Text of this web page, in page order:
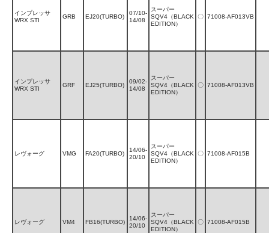
インプレッサ
WRX STI
GRB EJ20(TURBO)
07/10-
14/08
スーパー
SQV4（BLACK
EDITION）
〇 71008-AF013VB
インプレッサ
WRX STI
GRF EJ25(TURBO)
09/02-
14/08
スーパー
SQV4（BLACK
EDITION）
〇 71008-AF013VB
レヴォーグ VMG FA20(TURBO)
14/06-
20/10
スーパー
SQV4（BLACK
EDITION）
〇 71008-AF015B
レヴォーグ VM4 FB16(TURBO)
14/06-
20/10
スーパー
SQV4（BLACK
EDITION）
〇 71008-AF015B